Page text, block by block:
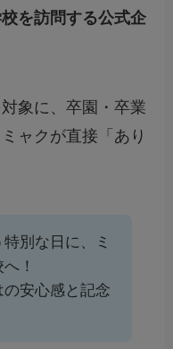
を訪問する公式企
象に、卒園・卒業
ャクが直接「あり
別な日に、ミ
！
安心感と記念